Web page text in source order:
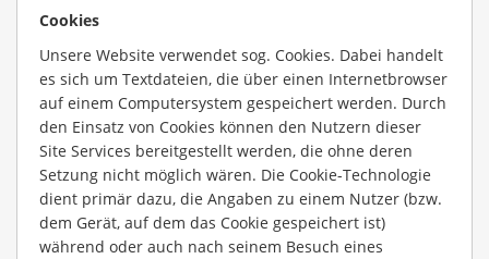
Cookies
Unsere Website verwendet sog. Cookies. Dabei handelt
es sich um Textdateien, die über einen Internetbrowser
auf einem Computersystem gespeichert werden. Durch
den Einsatz von Cookies können den Nutzern dieser
Site Services bereitgestellt werden, die ohne deren
Setzung nicht möglich wären. Die Cookie-Technologie
dient primär dazu, die Angaben zu einem Nutzer (bzw.
dem Gerät, auf dem das Cookie gespeichert ist)
während oder auch nach seinem Besuch eines